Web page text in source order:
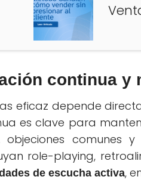
continua y
eficaz depende
es clave para
objeciones comunes
role-playing,
de escucha activa,